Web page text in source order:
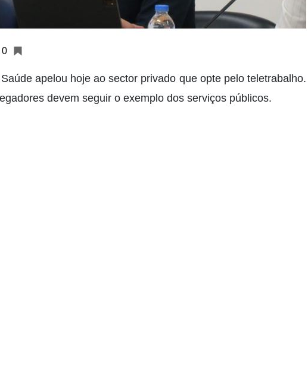
0
apelou hoje ao sector privado que opte pelo teletrabalho.
devem seguir o exemplo dos serviços públicos.